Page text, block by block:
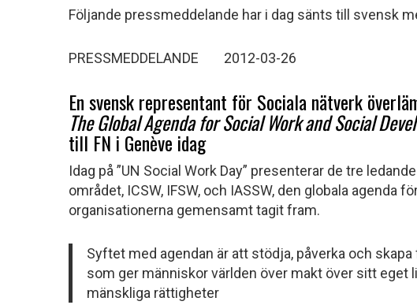
Följande pressmeddelande har i dag sänts till svensk
PRESSMEDDELANDE 2012-03-26
En svensk representant för Sociala nätverk
The Global Agenda for Social Work and Social
till FN i Genève idag
Idag på ”UN Social Work Day” presenterar de tre
området, ICSW, IFSW, och IASSW, den globala agenda
organisationerna gemensamt tagit fram.
Syftet med agendan är att stödja, påverka och
som ger människor världen över makt över sitt
mänskliga rättigheter